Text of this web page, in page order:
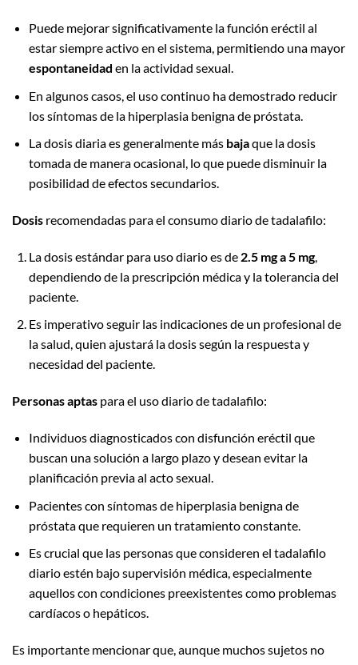
Puede mejorar significativamente la función eréctil al
estar siempre activo en el sistema, permitiendo una mayor
espontaneidad en la actividad sexual.
En algunos casos, el uso continuo ha demostrado reducir
los síntomas de la hiperplasia benigna de próstata.
La dosis diaria es generalmente más bajaque la dosis
tomada de manera ocasional, lo que puede disminuir la
posibilidad de efectos secundarios.
Dosis recomendadas para el consumo diario de tadalafilo:
La dosis estándar para uso diario es de 2.5 mg a 5 mg,
dependiendo de la prescripción médica y la tolerancia del
paciente.
Es imperativo seguir las indicaciones de un profesional de
la salud, quien ajustará la dosis según la respuesta y
necesidad del paciente.
Personas aptas para el uso diario de tadalafilo:
Individuos diagnosticados con disfunción eréctil que
buscan una solución a largo plazo y desean evitar la
planificación previa al acto sexual.
Pacientes con síntomas de hiperplasia benigna de
próstata que requieren un tratamiento constante.
Es crucial que las personas que consideren el tadalafilo
diario estén bajo supervisión médica, especialmente
aquellos con condiciones preexistentes como problemas
cardíacos o hepáticos.
Es importante mencionar que, aunque muchos sujetos no